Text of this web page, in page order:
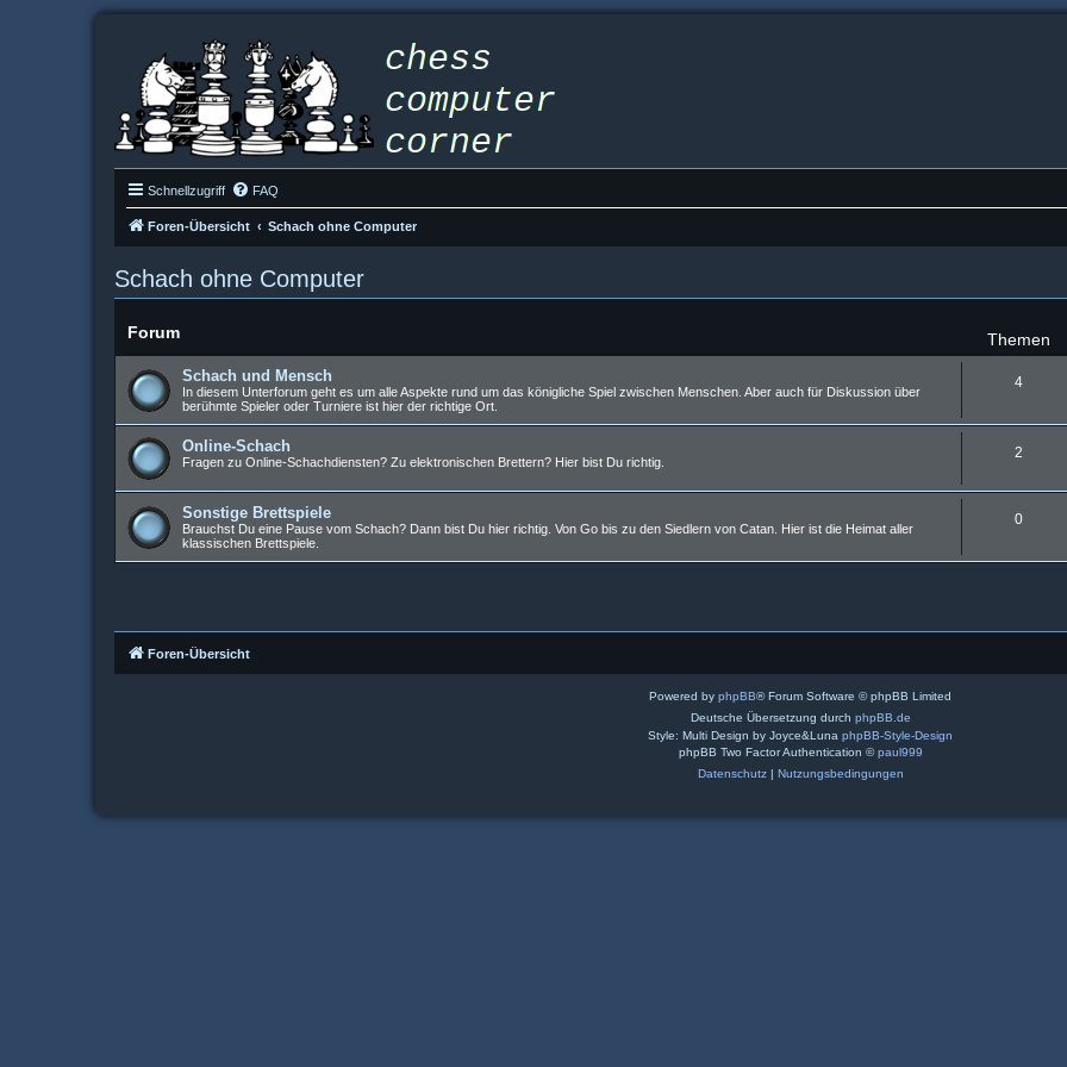
Schnellzugriff FAQ
Foren-Übersicht Schach ohne Computer
Schach ohne Computer
Forum Themen
Schach und Mensch
In diesem Unterforum geht es um alle Aspekte rund um das königliche Spiel zwischen Menschen. Aber auch für Diskussion über
berühmte Spieler oder Turniere ist hier der richtige Ort.
4
Online-Schach
Fragen zu Online-Schachdiensten? Zu elektronischen Brettern? Hier bist Du richtig.
2
Sonstige Brettspiele
Brauchst Du eine Pause vom Schach? Dann bist Du hier richtig. Von Go bis zu den Siedlern von Catan. Hier ist die Heimat aller
klassischen Brettspiele.
0
Foren-Übersicht
Powered by phpBB® Forum Software © phpBB Limited
Deutsche Übersetzung durch phpBB.de
Style: Multi Design by Joyce&Luna phpBB-Style-Design
phpBB Two Factor Authentication ©paul999
Datenschutz| Nutzungsbedingungen